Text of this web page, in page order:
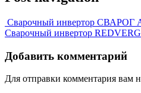
Сварочный инвертор СВАРОГ
Сварочный инвертор
Добавить комментарий
Для отправки комментария вам